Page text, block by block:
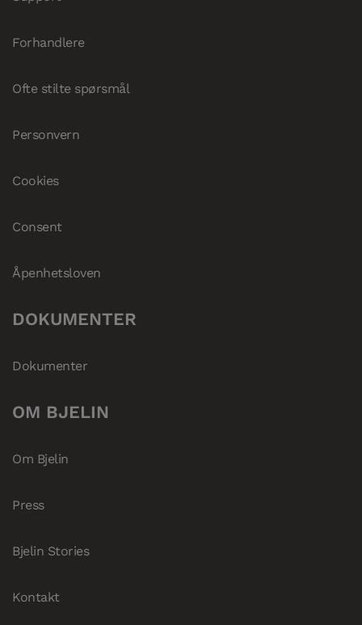
Forhandlere
Ofte stilte spørsmål
Personvern
Cookies
Consent
Åpenhetsloven
DOKUMENTER
Dokumenter
OM BJELIN
Om Bjelin
Press
Bjelin Stories
Kontakt